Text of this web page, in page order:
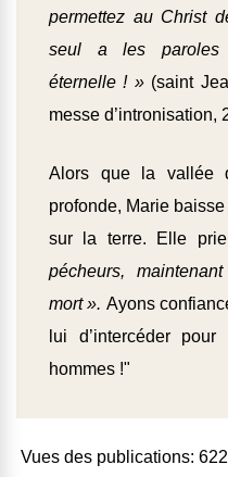
permettez au Christ
seul a les
éternelle ! »(saint
messe d’intronisation,
Alors que la vallée
profonde, Marie
sur la terre. Elle prie
pécheurs,
mort ». Ayons
lui d’intercéder
hommes !"
Vues des publications: 622